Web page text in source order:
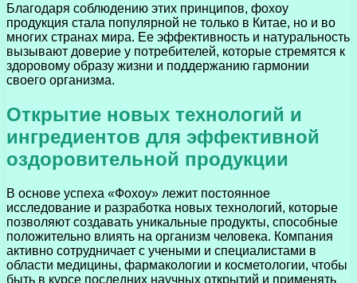
Благодаря соблюдению этих принципов, фохоу
продукция стала популярной не только в Китае, но и во
многих странах мира. Ее эффективность и натуральность
вызывают доверие у потребителей, которые стремятся к
здоровому образу жизни и поддержанию гармонии
своего организма.
Открытие новых технологий и
ингредиентов для эффективной
оздоровительной продукции
В основе успеха «Фохоу» лежит постоянное
исследование и разработка новых технологий, которые
позволяют создавать уникальные продукты, способные
положительно влиять на организм человека. Компания
активно сотрудничает с учеными и специалистами в
области медицины, фармакологии и косметологии, чтобы
быть в курсе последних научных открытий и применять